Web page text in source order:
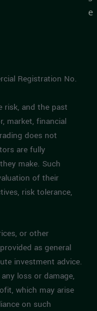
e
Registration No.
risk, and the past
market, financial
does not
are fully
make. Such
of their
risk tolerance,
or other
as general
investment advice.
loss or damage,
which may arise
on such